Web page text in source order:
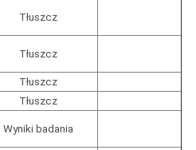
Tłuszcz
Tłuszcz
Tłuszcz
Tłuszcz
Wyniki badania